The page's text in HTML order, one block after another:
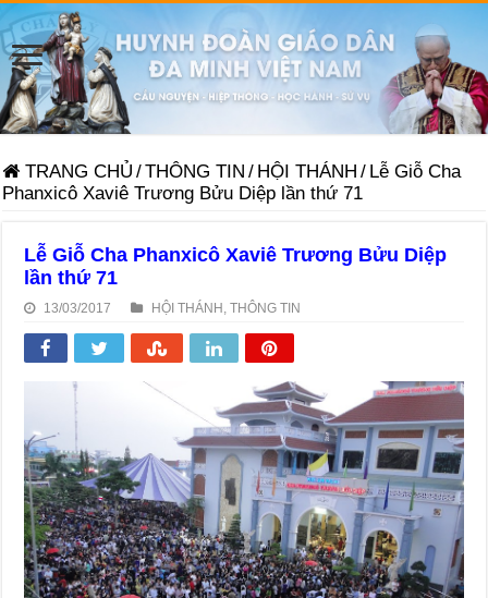
TRANG CHỦ /THÔNG TIN / HỘI THÁNH / Lễ Giỗ Cha
Phanxicô Xaviê Trương Bửu Diệp lần thứ 71
Lễ Giỗ Cha Phanxicô Xaviê Trương Bửu Diệp
lần thứ 71
13/03/2017 HỘI THÁNH ,THÔNG TIN